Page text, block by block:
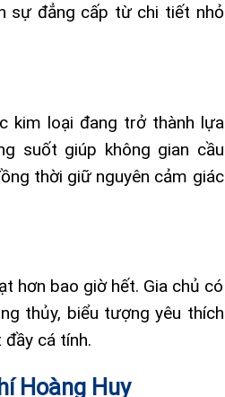
sự đẳng cấp từ chi tiết nhỏ
kim loại đang trở thành lựa
suốt giúp không gian cầu
thời giữ nguyên cảm giác
hơn bao giờ hết. Gia chủ có
thủy, biểu tượng yêu thích
cá tính.
Hoàng Huy